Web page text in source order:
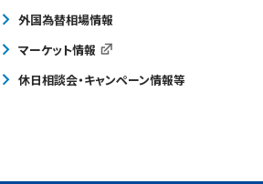
外国為替相場情報
マーケット情報
休日相談会・キャンペーン情報等